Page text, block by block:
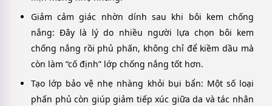
Giảm cảm giác nhờn dính sau khi bôi kem chống
nắng: Đây là lý do nhiều người lựa chọn bôi kem
chống nắng rồi phủ phấn, không chỉ để kiềm dầu mà
còn làm “cố định” lớp chống nắng tốt hơn.
Tạo lớp bảo vệ nhẹ nhàng khỏi bụi bẩn: Một số loại
phấn phủ còn giúp giảm tiếp xúc giữa da và tác nhân